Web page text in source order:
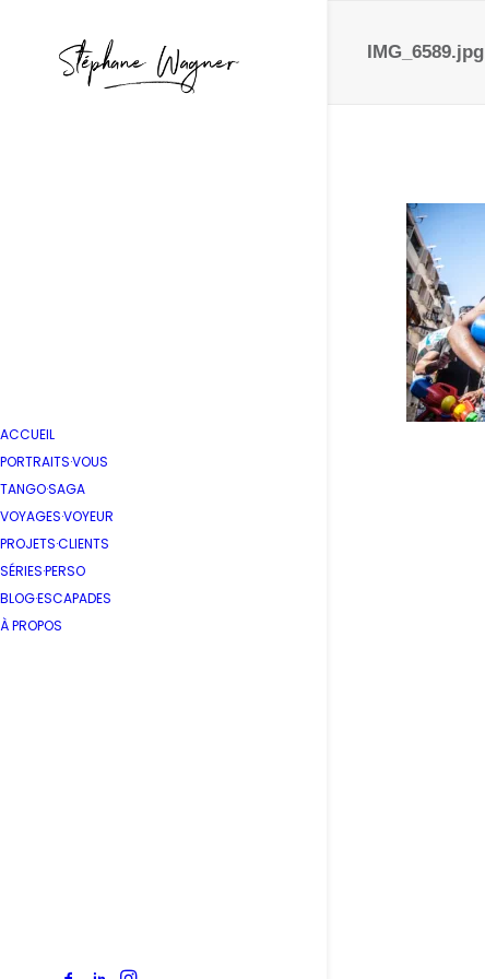
ACCUEIL
PORTRAITS·VOUS
TANGO·SAGA
VOYAGES·VOYEUR
PROJETS·CLIENTS
SÉRIES·PERSO
BLOG·ESCAPADES
À PROPOS
IMG_6589.jpg